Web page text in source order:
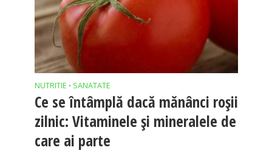
NUTRITIE • SANATATE
Ce se întâmplă dacă mănânci roșii
zilnic: Vitaminele și mineralele de
care ai parte